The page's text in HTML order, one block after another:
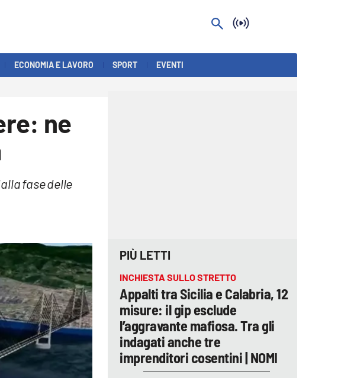
ECONOMIA E LAVORO SPORT EVENTI
ne
fase delle
PIÙ LETTI
INCHIESTA SULLO STRETTO
Appalti tra Sicilia e Calabria, 12
misure: il gip esclude
l’aggravante mafiosa. Tra gli
indagati anche tre
imprenditori cosentini | NOMI